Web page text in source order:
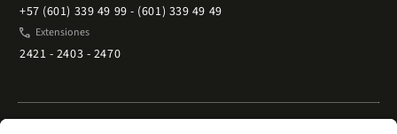
+57 (601) 339 49 99 - (601) 339 49 49
phone Extensiones
2421 - 2403 - 2470